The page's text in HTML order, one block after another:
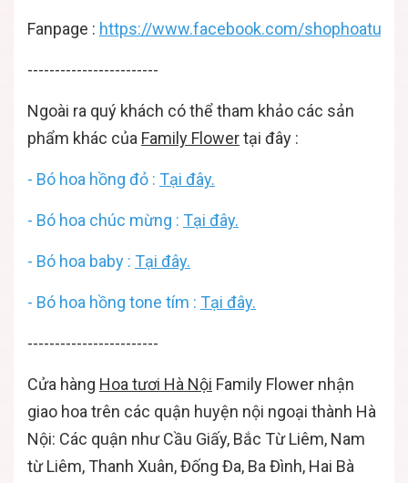
Fanpage : https://www.facebook.com/
------------------------
Ngoài ra quý khách có thể tham khảo các sản
phẩm khác của Family Flowertại đây :
- Bó hoa hồng đỏ : Tại đây.
- Bó hoa chúc mừng : Tại đây.
- Bó hoa baby : Tại đây.
- Bó hoa hồng tone tím : Tại đây.
------------------------
Cửa hàng Hoa tươi Hà Nội Family Flower nhận
giao hoa trên các quận huyện nội ngoại thành Hà
Nội: Các quận như Cầu Giấy, Bắc Từ Liêm, Nam
từ Liêm, Thanh Xuân, Đống Đa, Ba Đình, Hai Bà